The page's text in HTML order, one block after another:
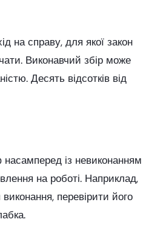
на справу, для якої закон
Виконавчий збір може
Десять відсотків від
із невиконанням
на роботі. Наприклад,
перевірити його